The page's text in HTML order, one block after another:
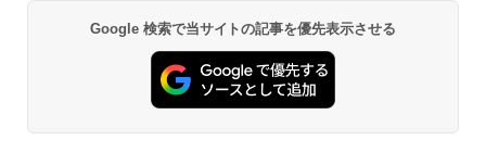
Google 検索で当サイトの記事を優先表示させる